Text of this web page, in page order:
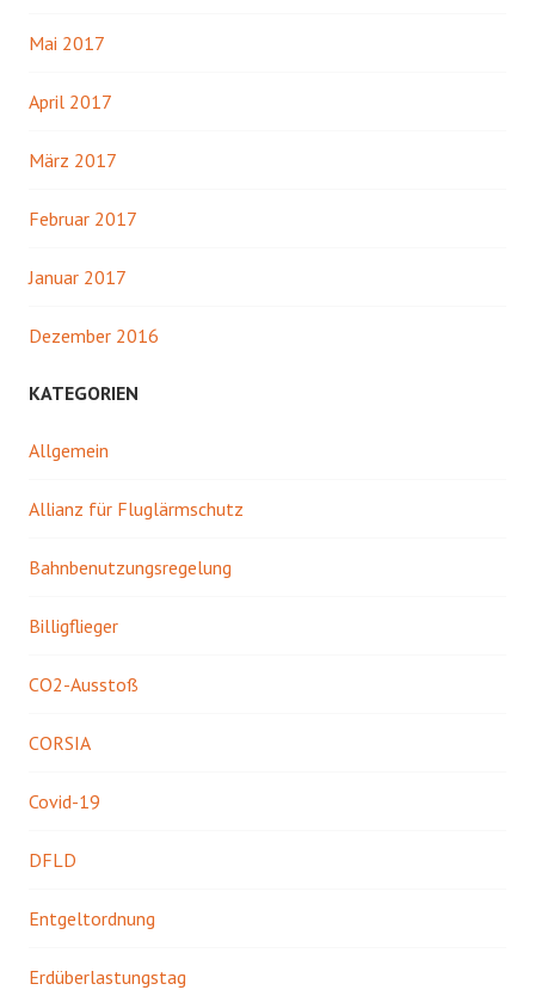
Mai 2017
April 2017
März 2017
Februar 2017
Januar 2017
Dezember 2016
KATEGORIEN
Allgemein
Allianz für Fluglärmschutz
Bahnbenutzungsregelung
Billigflieger
CO2-Ausstoß
CORSIA
Covid-19
DFLD
Entgeltordnung
Erdüberlastungstag